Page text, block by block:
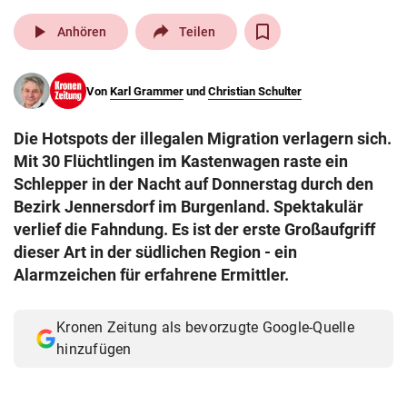
pin_drop
Wien arrow_right
search
eingeben
© Krone Multimedia GmbH & Co KG 2026
Muthgasse 2, 1190 Wien
play_arrow Anhören Teilen
Von Karl Grammer und Christian Schulter
Die Hotspots der illegalen Migration verlagern sich.
Mit 30 Flüchtlingen im Kastenwagen raste ein
Schlepper in der Nacht auf Donnerstag durch den
Bezirk Jennersdorf im Burgenland. Spektakulär
verlief die Fahndung. Es ist der erste Großaufgriff
dieser Art in der südlichen Region - ein
Alarmzeichen für erfahrene Ermittler.
Kronen Zeitung als bevorzugte Google-Quelle
hinzufügen